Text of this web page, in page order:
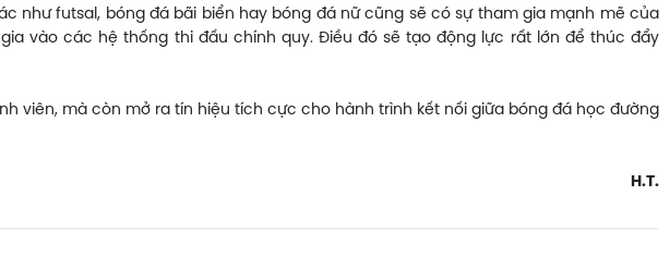
như futsal, bóng đá bãi biển hay bóng đá nữ cũng sẽ có sự tham gia mạnh mẽ của
vào các hệ thống thi đấu chính quy. Điều đó sẽ tạo động lực rất lớn để thúc đẩy
viên, mà còn mở ra tín hiệu tích cực cho hành trình kết nối giữa bóng đá học đường
H.T.